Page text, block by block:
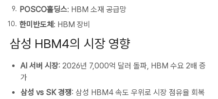
POSCO홀딩스: HBM 소재 공급망
한미반도체 : HBM 장비
삼성 HBM4의 시장 영향
AI 서버 시장: 2026년 7,000억 달러 돌파, HBM 수요 2배 증
가
삼성 vs SK 경쟁: 삼성 HBM4 속도 우위로 시장 점유율 회복